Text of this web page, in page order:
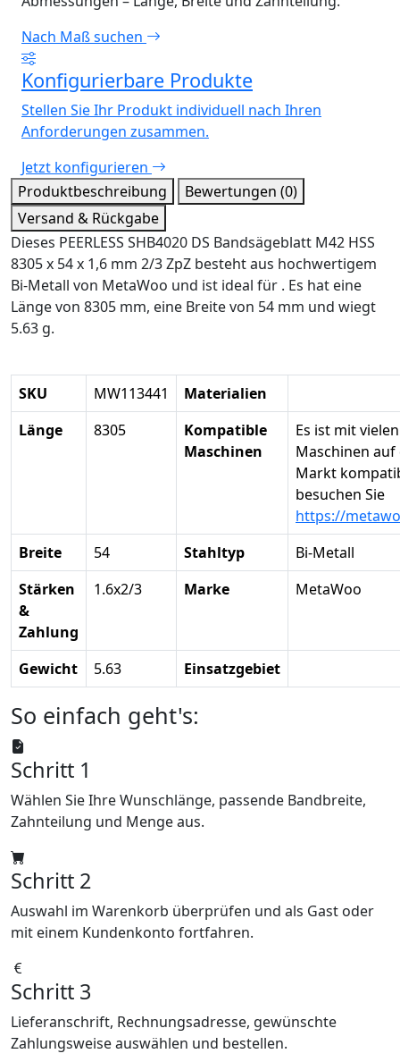
Nach Maß suchen
Konfigurierbare Produkte
Stellen Sie Ihr Produkt individuell nach Ihren
Anforderungen zusammen.
Jetzt konfigurieren
Produktbeschreibung
Bewertungen (0)
Versand & Rückgabe
Dieses PEERLESS SHB4020 DS Bandsägeblatt M42 HSS
8305 x 54 x 1,6 mm 2/3 ZpZ besteht aus hochwertigem
Bi-Metall von MetaWoo und ist ideal für . Es hat eine
Länge von 8305 mm, eine Breite von 54 mm und wiegt
5.63 g.
SKU MW113441
Materialien
Länge
8305
Kompatible
Maschinen
Es ist mit vielen
Maschinen auf
Markt
besuchen Sie
https://
Breite
54 Stahltyp
Bi-Metall
Stärken
&
Zahlung
1.6x2/3 Marke MetaWoo
Gewicht 5.63 Einsatzgebiet
So einfach geht's:
Schritt 1
Wählen Sie Ihre Wunschlänge, passende Bandbreite,
Zahnteilung und Menge aus.
Schritt 2
Auswahl im Warenkorb überprüfen und als Gast oder
mit einem Kundenkonto fortfahren.
Schritt 3
Lieferanschrift, Rechnungsadresse, gewünschte
Zahlungsweise auswählen und bestellen.